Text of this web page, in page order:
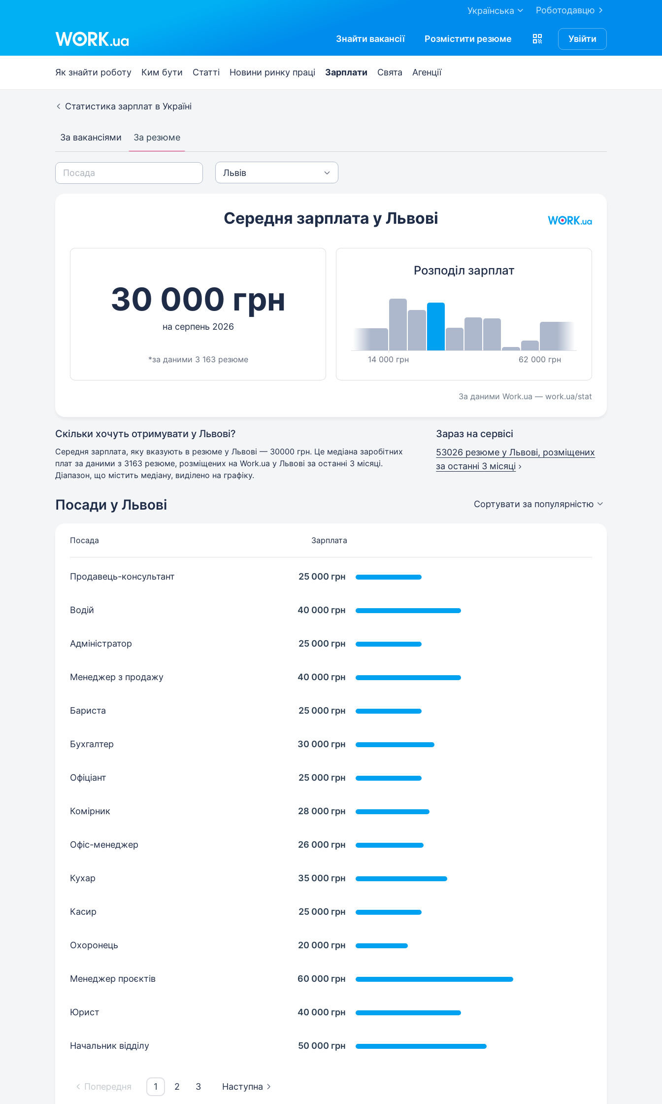
Роботодавцю
Українська
Знайти вакансії Розмістити резюме Увійти
Як знайти роботу Ким бути Статті Новини ринку праці Зарплати Свята Агенції
Статистика зарплат в Україні
За вакансіями За резюме
Середня зарплата у Львові
30 000 грн
на серпень 2026
*за даними 3 163 резюме
Розподіл зарплат
14 000 грн 62 000 грн
За даними Work.ua — work.ua/stat
Скільки хочуть отримувати у Львові?
Середня зарплата, яку вказують в резюме у Львові — 30000 грн. Це медіана заробітних
плат за даними з 3163 резюме, розміщених на Work.ua у Львові за останні 3 місяці.
Діапазон, що містить медіану, виділено на графіку.
Зараз на сервісі
53026 резюме у Львові, розміщених
за останні 3 місяці
Посади у Львові Сортувати за популярністю
Посада Зарплата
Продавець-консультант 25 000 грн
Водій 40 000 грн
Адміністратор 25 000 грн
Менеджер з продажу 40 000 грн
Бариста 25 000 грн
Бухгалтер 30 000 грн
Офіціант 25 000 грн
Комірник 28 000 грн
Офіс-менеджер 26 000 грн
Кухар 35 000 грн
Касир 25 000 грн
Охоронець 20 000 грн
Менеджер проєктів 60 000 грн
Юрист 40 000 грн
Начальник відділу 50 000 грн
Попередня 1 2 3 Наступна